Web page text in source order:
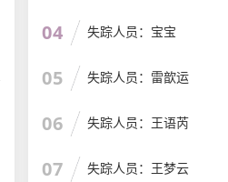
04 失踪人员：宝宝
05 失踪人员：雷歆运
06 失踪人员：王语芮
07 失踪人员：王梦云